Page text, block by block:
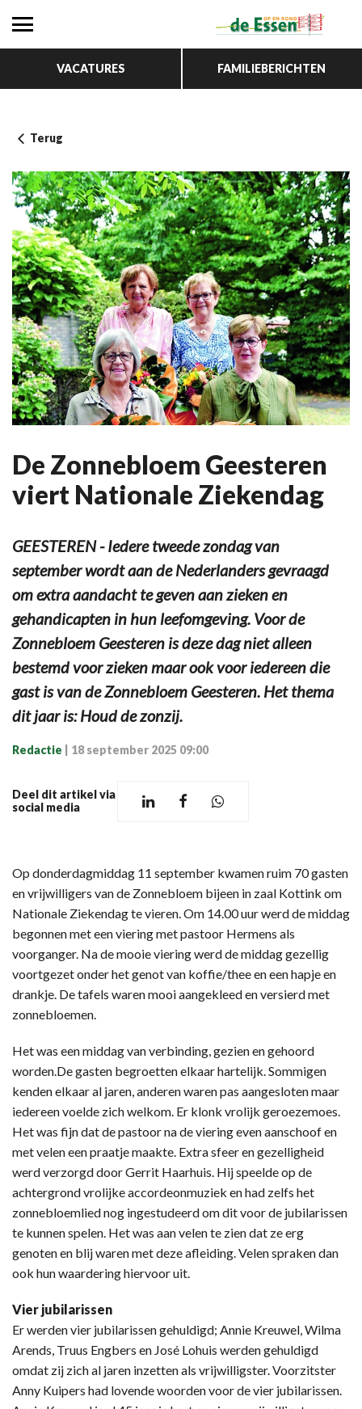
VACATURES FAMILIEBERICHTEN
Terug
De Zonnebloem Geesteren
viert Nationale Ziekendag
GEESTEREN - Iedere tweede zondag van
september wordt aan de Nederlanders gevraagd
om extra aandacht te geven aan zieken en
gehandicapten in hun leefomgeving. Voor de
Zonnebloem Geesteren is deze dag niet alleen
bestemd voor zieken maar ook voor iedereen die
gast is van de Zonnebloem Geesteren. Het thema
dit jaar is: Houd de zonzij.
Redactie 18 september 2025 09:00
Deel dit artikel via
social media
Op donderdagmiddag 11 september kwamen ruim 70 gasten
en vrijwilligers van de Zonnebloem bijeen in zaal Kottink om
Nationale Ziekendag te vieren. Om 14.00 uur werd de middag
begonnen met een viering met pastoor Hermens als
voorganger. Na de mooie viering werd de middag gezellig
voortgezet onder het genot van koffie/thee en een hapje en
drankje. De tafels waren mooi aangekleed en versierd met
zonnebloemen.
Het was een middag van verbinding, gezien en gehoord
worden.De gasten begroetten elkaar hartelijk. Sommigen
kenden elkaar al jaren, anderen waren pas aangesloten maar
iedereen voelde zich welkom. Er klonk vrolijk geroezemoes.
Het was fijn dat de pastoor na de viering even aanschoof en
met velen een praatje maakte. Extra sfeer en gezelligheid
werd verzorgd door Gerrit Haarhuis. Hij speelde op de
achtergrond vrolijke accordeonmuziek en had zelfs het
zonnebloemlied nog ingestudeerd om dit voor de jubilarissen
te kunnen spelen. Het was aan velen te zien dat ze erg
genoten en blij waren met deze afleiding. Velen spraken dan
ook hun waardering hiervoor uit.
Vier jubilarissen
Er werden vier jubilarissen gehuldigd; Annie Kreuwel, Wilma
Arends, Truus Engbers en José Lohuis werden gehuldigd
omdat zij zich al jaren inzetten als vrijwilligster. Voorzitster
Anny Kuipers had lovende woorden voor de vier jubilarissen.